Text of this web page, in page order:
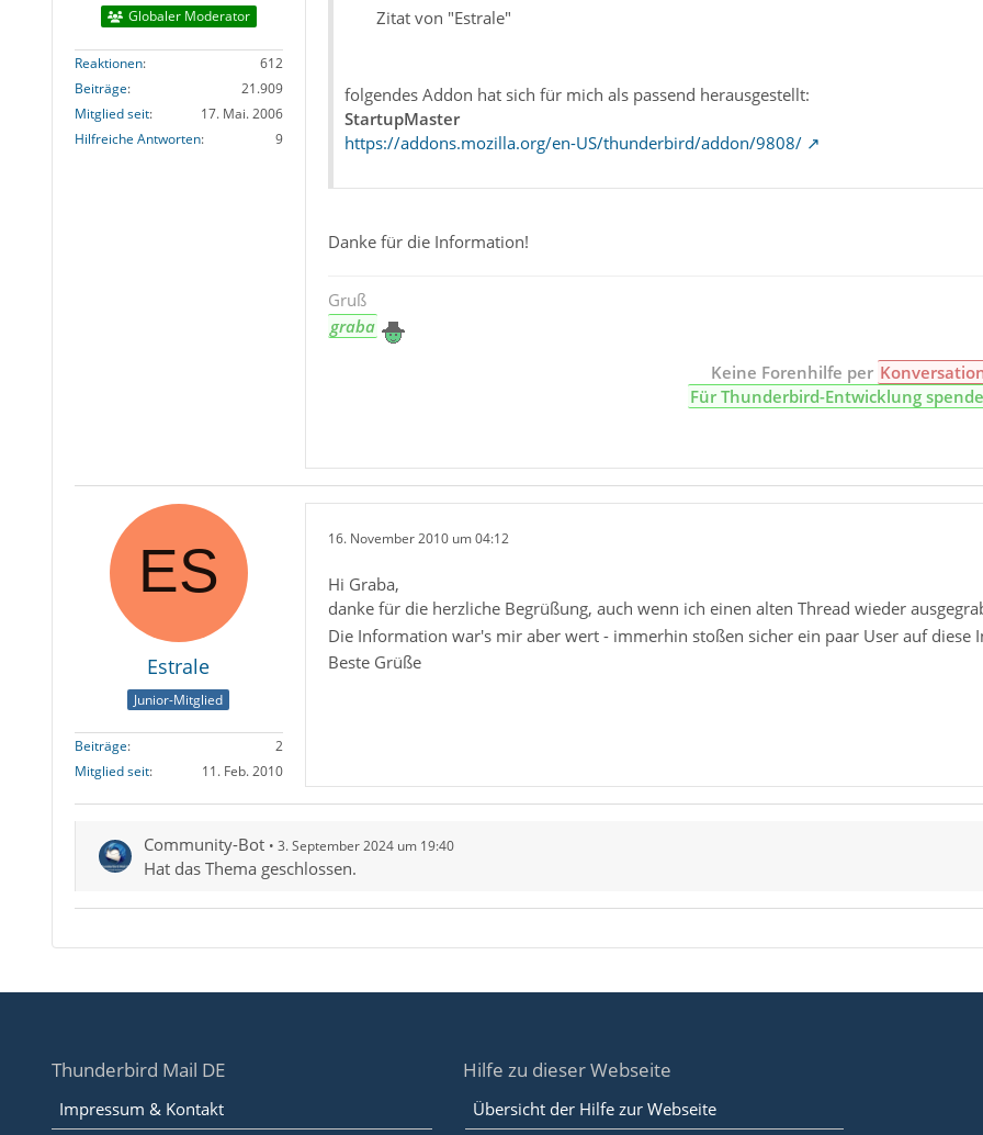
Globaler Moderator
Reaktionen
612
Beiträge
21.909
Mitglied seit
17. Mai. 2006
Hilfreiche Antworten
9
Zitat von "Estrale"
folgendes Addon hat sich für mich als passend herausgestellt:
StartupMaster
https://addons.mozilla.org/en-US/thunderbird/addon/9808/
Danke für die Information!
Gruß
graba
Keine Forenhilfe per
Für Thunderbird-Entwicklung
Estrale
Junior-Mitglied
Beiträge
2
Mitglied seit
11. Feb. 2010
16. November 2010 um 04:12
Hi Graba,
danke für die herzliche Begrüßung, auch wenn ich einen alten Thread wieder
Die Information war's mir aber wert - immerhin stoßen sicher ein paar User auf
Beste Grüße
Community-Bot 3. September 2024 um 19:40
Hat das Thema geschlossen.
Thunderbird Mail DE
Impressum & Kontakt
Hilfe zu dieser Webseite
Übersicht der Hilfe zur Webseite